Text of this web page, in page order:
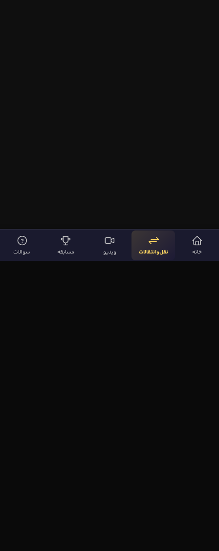
خانه نقل‌وانتقالات ویدیو مسابقه سوالات